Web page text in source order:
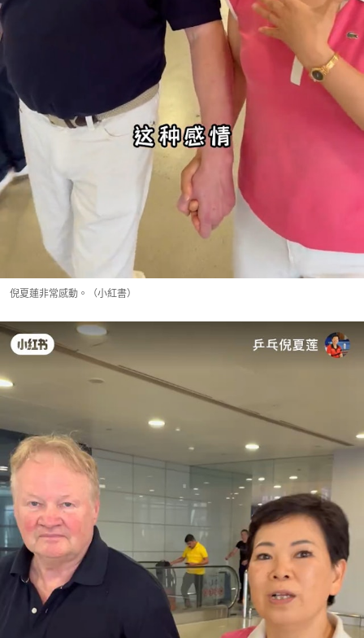
倪夏蓮非常感動。（小紅書）